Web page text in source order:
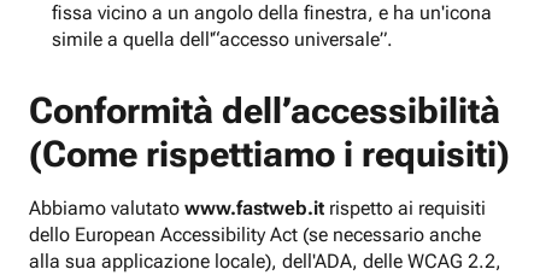
fissa vicino a un angolo della finestra, e ha un'icona
simile a quella dell'“accesso universale”.
Conformità dell’accessibilità
(Come rispettiamo i requisiti)
Abbiamo valutato www.fastweb.it rispetto ai requisiti
dello European Accessibility Act (se necessario anche
alla sua applicazione locale), dell'ADA, delle WCAG 2.2,